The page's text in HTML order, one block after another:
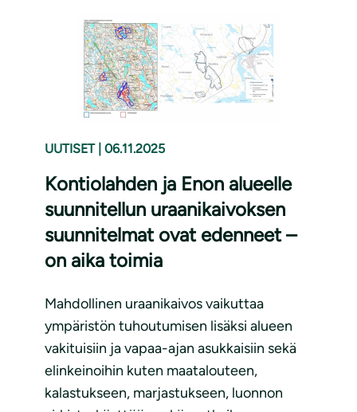
UUTISET 06.11.2025
Kontiolahden ja Enon alueelle
suunnitellun uraanikaivoksen
suunnitelmat ovat edenneet –
on aika toimia
Mahdollinen uraanikaivos vaikuttaa
ympäristön tuhoutumisen lisäksi alueen
vakituisiin ja vapaa-ajan asukkaisiin sekä
elinkeinoihin kuten maatalouteen,
kalastukseen, marjastukseen, luonnon